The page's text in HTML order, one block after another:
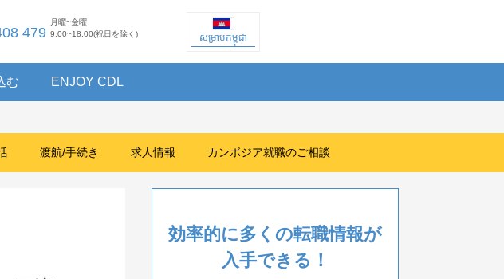
479
月曜~金曜
9:00~18:00(祝日を除く)
សម្រាប់កម្ពុជា
む ENJOY CDL
渡航/手続き 求人情報 カンボジア就職のご相談
効率的に多くの転職情報が
入手できる！